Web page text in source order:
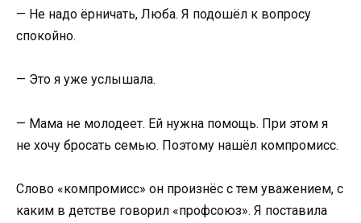
— Не надо ёрничать, Люба. Я подошёл к вопросу
спокойно.
— Это я уже услышала.
— Мама не молодеет. Ей нужна помощь. При этом я
не хочу бросать семью. Поэтому нашёл компромисс.
Слово «компромисс» он произнёс с тем уважением, с
каким в детстве говорил «профсоюз». Я поставила